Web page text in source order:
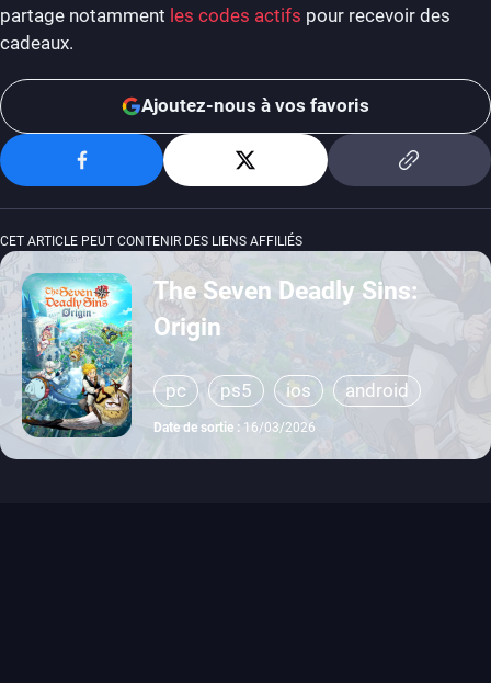
partage notamment les codes actifs pour recevoir des
cadeaux.
Ajoutez-nous à vos favoris
CET ARTICLE PEUT CONTENIR DES LIENS AFFILIÉS
The Seven Deadly Sins:
Origin
pc ps5 ios android
Date de sortie : 16/03/2026